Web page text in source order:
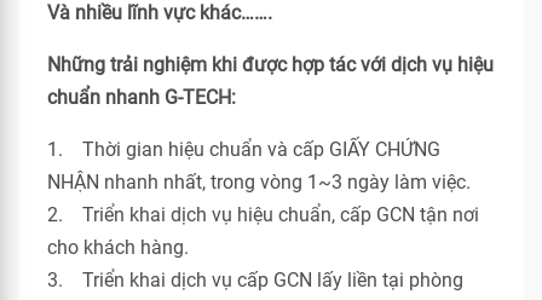
Và nhiều lĩnh vực khác…….
Những trải nghiệm khi được hợp tác với dịch vụ hiệu
chuẩn nhanh G-TECH:
1. Thời gian hiệu chuẩn và cấp GIẤY CHỨNG
NHẬN nhanh nhất, trong vòng 1~3 ngày làm việc.
2. Triển khai dịch vụ hiệu chuẩn, cấp GCN tận nơi
cho khách hàng.
3. Triển khai dịch vụ cấp GCN lấy liền tại phòng